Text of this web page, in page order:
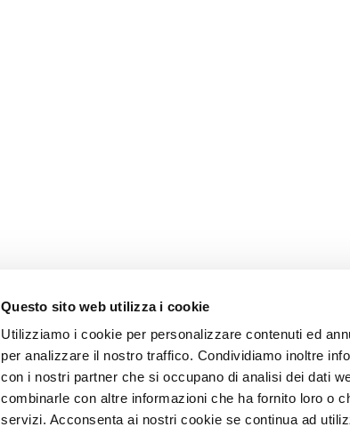
Questo sito web utilizza i cookie
Utilizziamo i cookie per personalizzare contenuti ed
per analizzare il nostro traffico. Condividiamo inoltre
con i nostri partner che si occupano di analisi dei dati
combinarle con altre informazioni che ha fornito loro o
servizi. Acconsenta ai nostri cookie se continua ad